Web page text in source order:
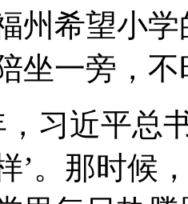
州希望小
坐一旁，
近平总书
’。那时候